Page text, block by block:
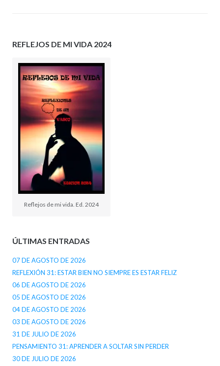
REFLEJOS DE MI VIDA 2024
Reflejos de mi vida. Ed. 2024
ÚLTIMAS ENTRADAS
07 DE AGOSTO DE 2026
REFLEXIÓN 31: ESTAR BIEN NO SIEMPRE ES ESTAR FELIZ
06 DE AGOSTO DE 2026
05 DE AGOSTO DE 2026
04 DE AGOSTO DE 2026
03 DE AGOSTO DE 2026
31 DE JULIO DE 2026
PENSAMIENTO 31: APRENDER A SOLTAR SIN PERDER
30 DE JULIO DE 2026